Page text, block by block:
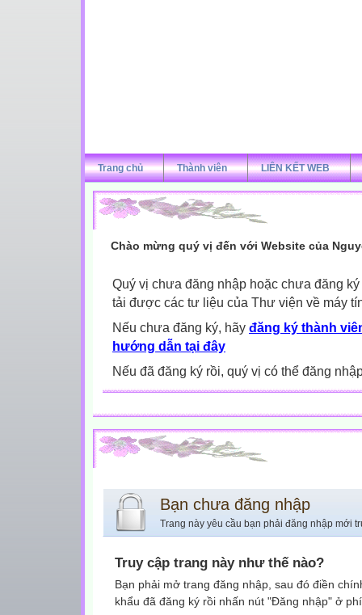
Trang chủ Thành viên LIÊN KẾT WEB
Chào mừng quý vị đến với Website của
Quý vị chưa đăng nhập hoặc chưa đăng
tải được các tư liệu của Thư viện về máy
Nếu chưa đăng ký, hãy đăng ký thành
hướng dẫn tại đây
Nếu đã đăng ký rồi, quý vị có thể đăng
Bạn chưa đăng nhập
Trang này yêu cầu bạn phải đăng nhập mới
Truy cập trang này như thế nào?
Bạn phải mở trang đăng nhập, sau đó điền
khẩu đã đăng ký rồi nhấn nút "Đăng nhập" ở